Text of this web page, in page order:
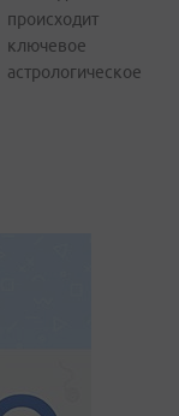
происходит
ключевое
астрологическое